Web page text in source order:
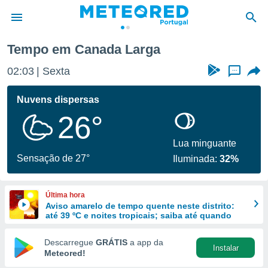
da
foi
fornecidas
a este
das
e
forma
digital
Tempo em Canada Larga
02:03 Sexta ...
Nuvens dispersas
26°
Sensação de 27°
Lua minguante
Iluminada:32%
Última hora
Aviso amarelo de tempo quente neste distrito:
até 39 ºC e noites tropicais; saiba até quando
Descarregue GRÁTIS a app da
Meteored!
Instalar